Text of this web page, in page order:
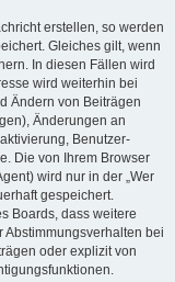
erstellen, so werden
Gleiches gilt, wenn
In diesen Fällen wird
wird weiterhin bei
Ändern von Beiträgen
Änderungen an
Benutzer-
Die von Ihrem Browser
wird nur in der „Wer
gespeichert.
Boards, dass weitere
Abstimmungsverhalten bei
oder explizit von